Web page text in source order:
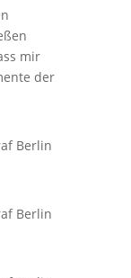
mir
der